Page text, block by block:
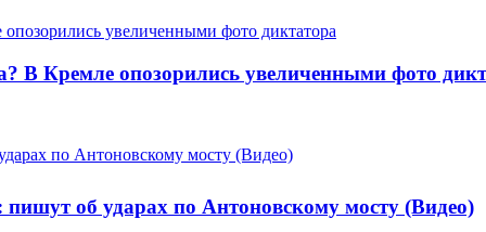
В Кремле опозорились увеличенными фото
об ударах по Антоновскому мосту (Видео)